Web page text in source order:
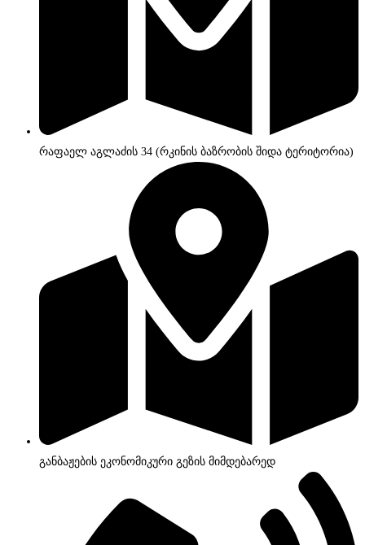
რაფაელ აგლაძის 34 (რკინის ბაზრობის შიდა ტერიტორია)
განბაჟების ეკონომიკური გეზის მიმდებარედ